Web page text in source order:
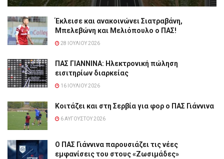
Έκλεισε και ανακοινώνει Σιατραβάνη,
Μπελεβώνη και Μελιόπουλο ο ΠΑΣ!
28 ΙΟΥΛΊΟΥ 2026
ΠΑΣ ΓΙΑΝΝΙΝΑ: Hλεκτρονική πώληση
εισιτηρίων διαρκείας
16 ΙΟΥΛΊΟΥ 2026
Κοιτάζει και στη Σερβία για φορ ο ΠΑΣ Γιάννινα
6 ΑΥΓΟΎΣΤΟΥ 2026
Ο ΠΑΣ Γιάννινα παρουσιάζει τις νέες
εμφανίσεις του στους «Ζωσιμάδες»